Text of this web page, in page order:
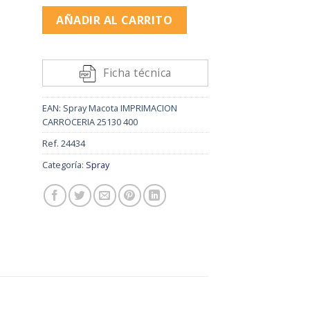
AÑADIR AL CARRITO
Ficha técnica
EAN: Spray Macota IMPRIMACION
CARROCERIA 25130 400
Ref. 24434
Categoría: Spray